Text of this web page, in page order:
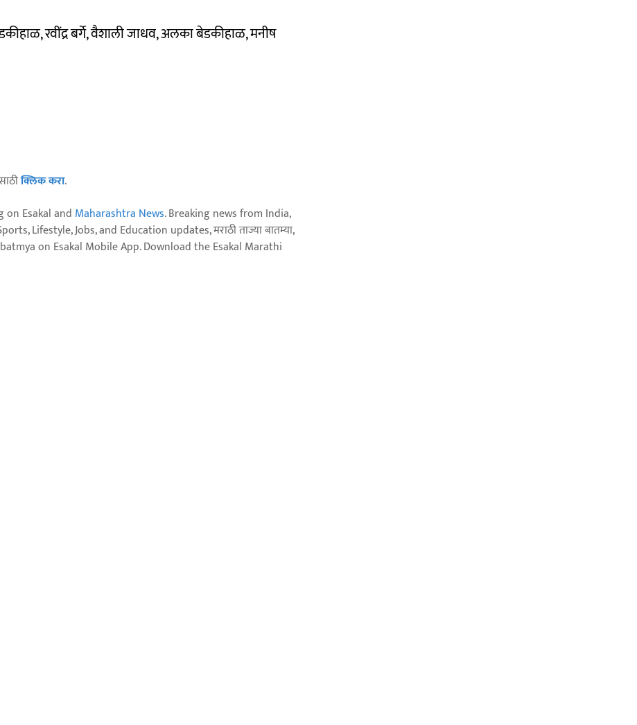
रवींद्र बर्गे, वैशाली जाधव, अलका बेडकीहाळ, मनीष
क्लिक करा.
on Esakal and Maharashtra News. Breaking news from India,
Lifestyle, Jobs, and Education updates, मराठी ताज्या बातम्या,
batmya on Esakal Mobile App. Download the Esakal Marathi